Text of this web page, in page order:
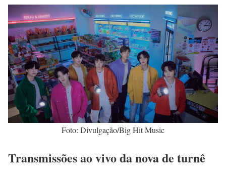
Foto: Divulgação/Big Hit Music
Transmissões ao vivo da nova de turnê